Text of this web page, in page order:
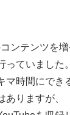
ンテンツを
っていました。
マ時間にでき
ありますが、